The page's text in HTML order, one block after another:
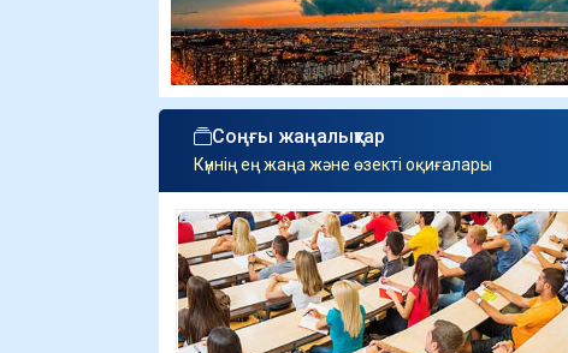
Соңғы жаңалықтар
Күннің ең жаңа және өзекті оқиғалары